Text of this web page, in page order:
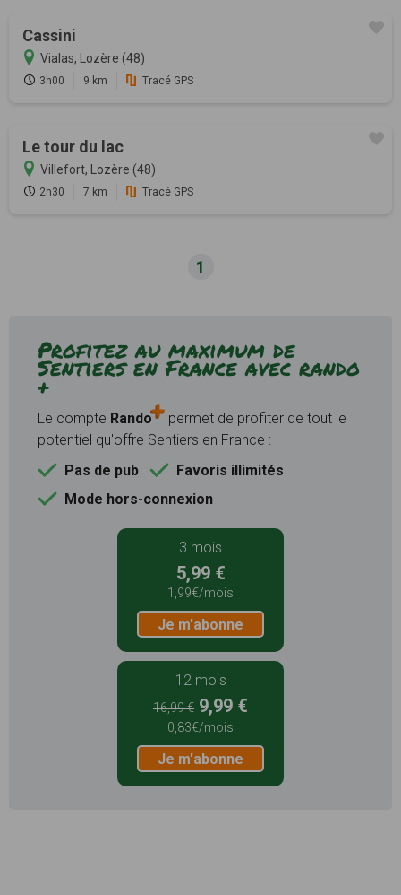
Cassini
Vialas, Lozère (48)
3h00 9 km Tracé GPS
Le tour du lac
Villefort, Lozère (48)
2h30 7 km Tracé GPS
1
Profitez au maximum de
Sentiers en France avec rando
+
Le compte Rando
permet de profiter de tout le
potentiel qu'offre Sentiers en France :
Pas de pub
Favoris illimités
Mode hors-connexion
3 mois
5,99 €
1,99€/mois
Je m'abonne
12 mois
16,99 € 9,99 €
0,83€/mois
Je m'abonne